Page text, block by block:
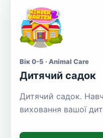
Вік 0-5 · Animal Care
Дитячий садок
Дитячий садок.
виховання вашої